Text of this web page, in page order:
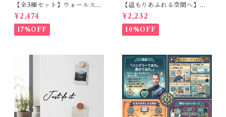
【全3種セット】ウォールステ
ッカー 和風 ことわざ 30cm角
転写フィルムタイプ 部屋・玄
関・冷蔵庫などに貼れるイン
テリアシール（猿も木から落
¥2,474
17%OFF
【温もりあふれる空間へ】ウ
ォールステッカー マザーテレ
サ 名言 英語 愛 インテリアシ
ール 転写シート リビング 玄関
模様替え 北欧 30×50cm
¥2,232
10%OFF